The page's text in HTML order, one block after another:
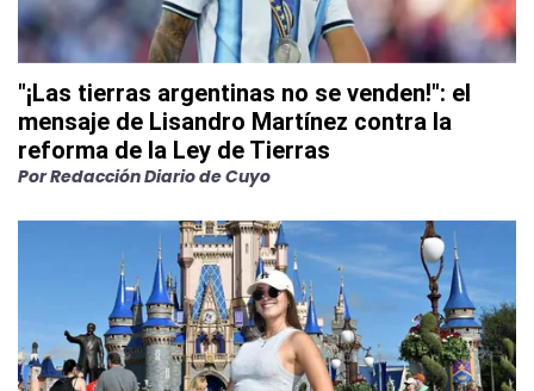
"¡Las tierras argentinas no se venden!": el
mensaje de Lisandro Martínez contra la
reforma de la Ley de Tierras
PorRedacción Diario de Cuyo